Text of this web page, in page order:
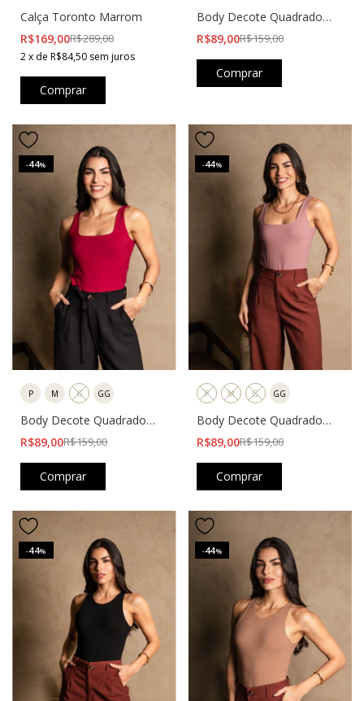
Calça Toronto Marrom
R$169,00R$289,00
2x de R$84,50 sem juros
Comprar
Body Decote Quadrado
Marrom
R$89,00R$159,00
Comprar
-44%
P M G GG
Body Decote Quadrado
Gigi Cereja
R$89,00R$159,00
Comprar
-44%
P M G GG
Body Decote Quadrado
Gigi Rosa Claro
R$89,00R$159,00
Comprar
-44% -44%